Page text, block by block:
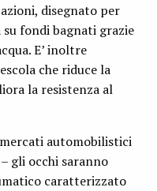
disegnato per
fondi bagnati grazie
E’ inoltre
che riduce la
la resistenza al
automobilistici
gli occhi saranno
caratterizzato